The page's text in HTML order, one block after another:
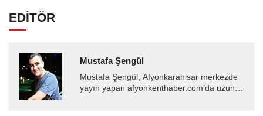
EDİTÖR
Mustafa Şengül
Mustafa Şengül, Afyonkarahisar merkezde
yayın yapan afyonkenthaber.com’da uzun
almakta, haber akışı...